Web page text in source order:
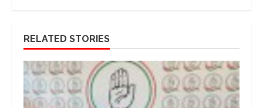
RELATED STORIES